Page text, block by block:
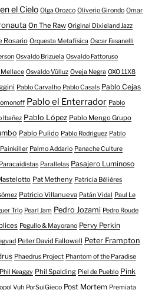
el Cielo Olga Orozco Oliverio Girondo Omar
On The Raw Original Dixieland Jazz
Rosario Orquesta Metafísica Oscar Fasanelli
Osvaldo Brizuela Osvaldo Fattoruso
Mellace Osvaldo Vülluz Oveja Negra OXO 11X8
Pablo Carvalho Pablo Casals Pablo Cejas
Pablo el Enterrador Pablo
Ibañez Pablo López Pablo Mengo Grupo
Pablo Pulido Pablo Rodriguez Pablo
Painkiller Palmo Addario Panache Culture
Paracaidistas Parallelas Pasajero Luminoso
Pat Metheny Patricia Bélières
Patricio Villanueva Patán Vidal
Paul Le
Trío Pearl Jam Pedro Jozami Pedro Roude
Pegullo & Mayorano Pervy Perkin
Peter David Fallowell Peter Frampton
Phaedrus Project Phantom of the Paradise
Phil Keaggy Phil Spalding Piel de Pueblo Pink
Vuh PorSuiGieco Post Mortem Premiata